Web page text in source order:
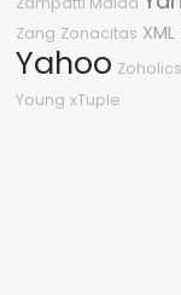
Zang Zonacitas XML
Yahoo Zoholics
Young xTuple